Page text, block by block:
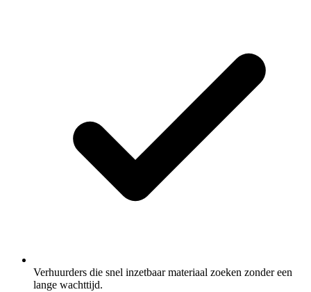
Verhuurders die snel inzetbaar materiaal zoeken zonder een
lange wachttijd.